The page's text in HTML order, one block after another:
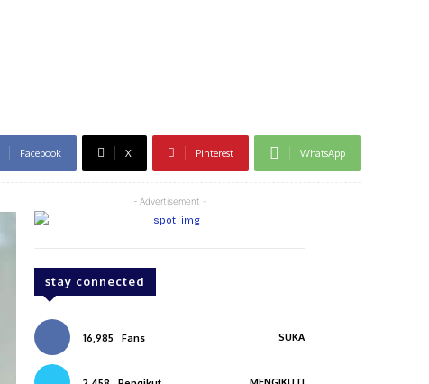
Facebook X Pinterest WhatsApp
- Advertisement -
stay connected
16,985 Fans SUKA